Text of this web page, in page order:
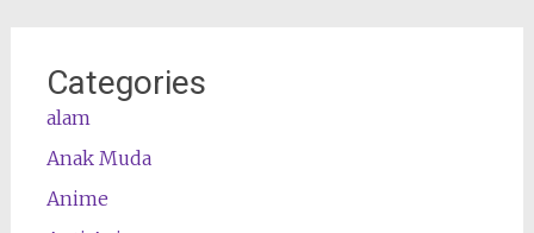
Categories
alam
Anak Muda
Anime